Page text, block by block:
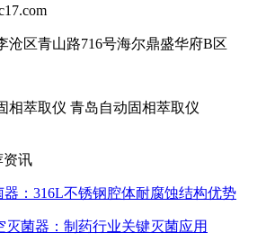
区青山路716号海尔鼎盛华府B区
相萃取仪 青岛自动固相萃取仪
资讯
器：316L不锈钢腔体耐腐蚀结构优势
灭菌器：制药行业关键灭菌应用